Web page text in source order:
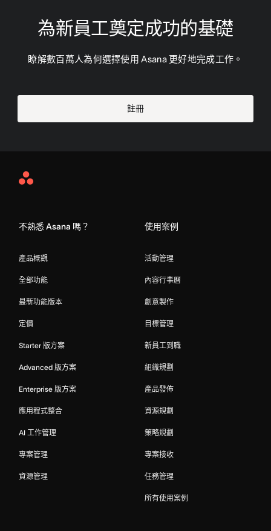
為新員工奠定成功的基礎
瞭解數百萬人為何選擇使用 Asana 更好地完成工作。
註冊
Asana
不熟悉 Asana 嗎？
產品概觀
全部功能
最新功能版本
定價
Starter 版方案
Advanced 版方案
Enterprise 版方案
應用程式整合
AI 工作管理
專案管理
資源管理
使用案例
活動管理
內容行事曆
創意製作
目標管理
新員工到職
組織規劃
產品發佈
資源規劃
策略規劃
專案接收
任務管理
所有使用案例